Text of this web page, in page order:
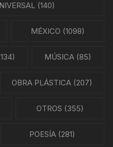
(140)
MÉXICO (1098)
MÚSICA (85)
OBRA PLÁSTICA (207)
OTROS (355)
POESÍA (281)